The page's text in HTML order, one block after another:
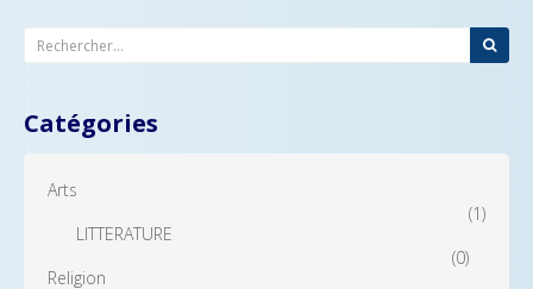
Catégories
Arts
(1)
LITTERATURE
(0)
Religion